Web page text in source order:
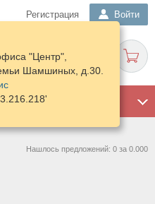
Регистрация Войти
"Центр",
Шамшиных, д.30.
Нашлось предложений: 0 за 0.000